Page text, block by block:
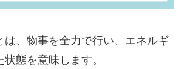
は、物事を全力で行い、エネルギ
態を意味します。